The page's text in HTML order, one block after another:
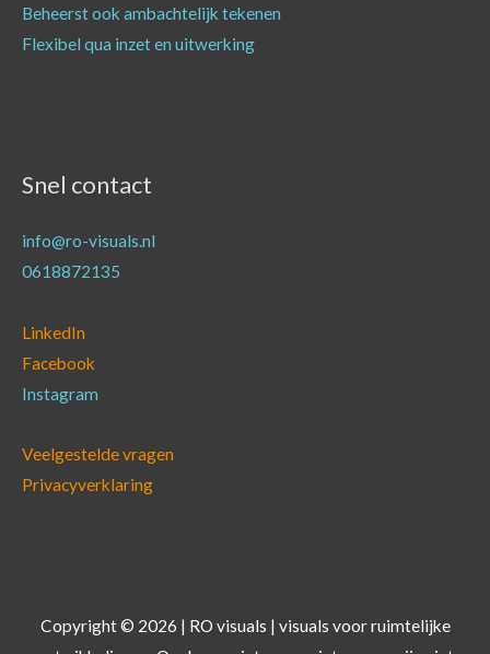
Beheerst ook ambachtelijk tekenen
Flexibel qua inzet en uitwerking
Snel contact
info@ro-visuals.nl
0618872135
LinkedIn
Facebook
Instagram
Veelgestelde vragen
Privacyverklaring
Copyright © 2026 | RO visuals | visuals voor ruimtelijke